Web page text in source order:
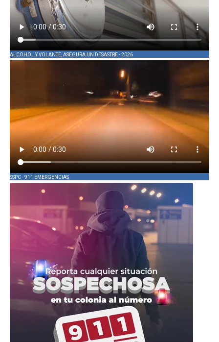
ALCOHOL Y VOLANTE, ASEGURA UN DESASTRE - 2026
SSPC - 911 EMERGENCIAS